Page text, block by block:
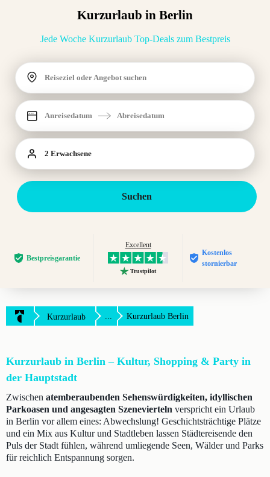
Kurzurlaub in Berlin
Jede Woche Kurzurlaub Top-Deals zum Bestpreis
Reiseziel oder Angebot suchen
Anreisedatum Abreisedatum
2 Erwachsene
Suchen
Bestpreis­garantie
Excellent
Trustpilot
Kostenlos
stornierbar
Kurzurlaub ... Kurzurlaub Berlin
Kurzurlaub in Berlin – Kultur, Shopping & Party in
der Hauptstadt
Zwischen atemberaubenden Sehenswürdigkeiten, idyllischen
Parkoasen und angesagten Szenevierteln verspricht ein Urlaub
in Berlin vor allem eines: Abwechslung! Geschichtsträchtige Plätze
und ein Mix aus Kultur und Stadtleben lassen Städtereisende den
Puls der Stadt fühlen, während umliegende Seen, Wälder und Parks
für reichlich Entspannung sorgen.